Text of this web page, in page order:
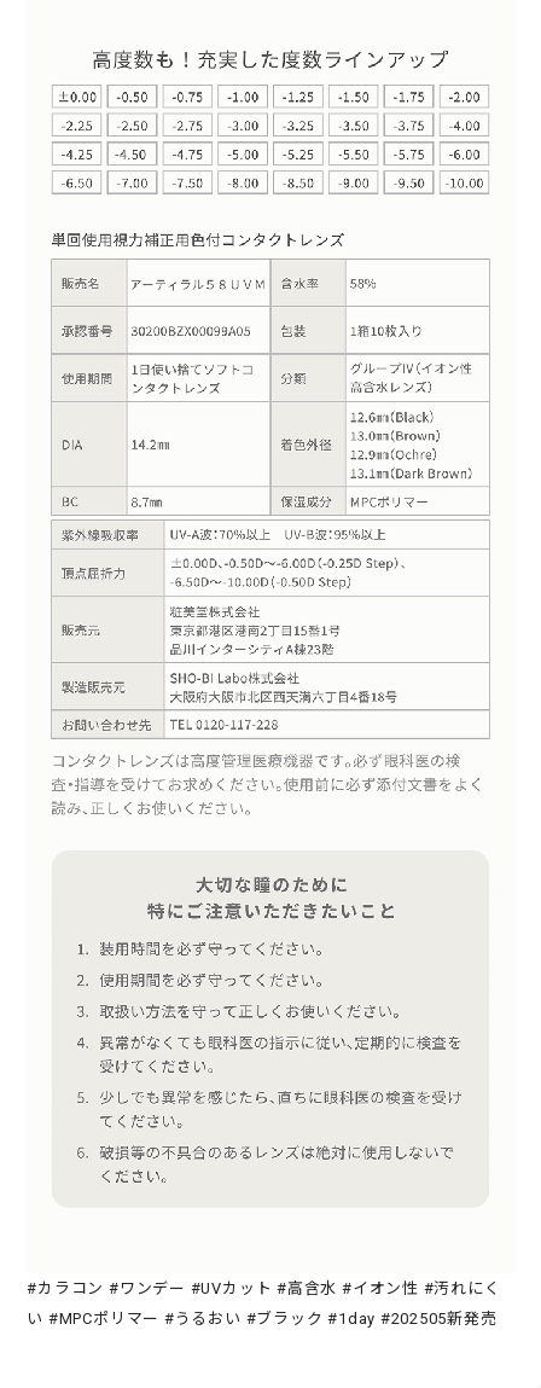
#カラコン #ワンデー #UVカット #高含水 #イオン性 #汚れにく
い #MPCポリマー #うるおい #ブラック #1day #202505新発売